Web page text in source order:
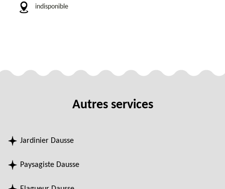
indisponible
Autres services
Jardinier Dausse
Paysagiste Dausse